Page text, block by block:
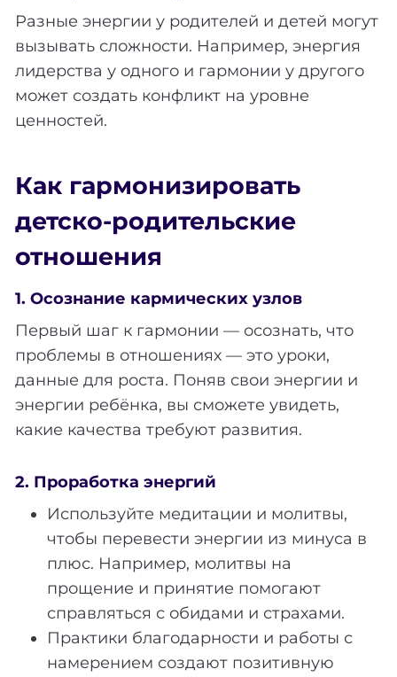
Разные энергии у родителей и детей могут
вызывать сложности. Например, энергия
лидерства у одного и гармонии у другого
может создать конфликт на уровне
ценностей.
Как гармонизировать
детско-родительские
отношения
1. Осознание кармических узлов
Первый шаг к гармонии — осознать, что
проблемы в отношениях — это уроки,
данные для роста. Поняв свои энергии и
энергии ребёнка, вы сможете увидеть,
какие качества требуют развития.
2. Проработка энергий
Используйте медитации и молитвы,
чтобы перевести энергии из минуса в
плюс. Например, молитвы на
прощение и принятие помогают
справляться с обидами и страхами.
Практики благодарности и работы с
намерением создают позитивную